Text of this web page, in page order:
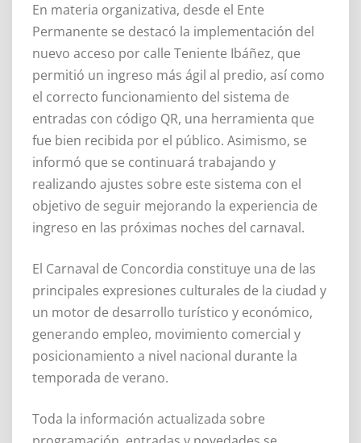
En materia organizativa, desde el Ente
Permanente se destacó la implementación del
nuevo acceso por calle Teniente Ibáñez, que
permitió un ingreso más ágil al predio, así como
el correcto funcionamiento del sistema de
entradas con código QR, una herramienta que
fue bien recibida por el público. Asimismo, se
informó que se continuará trabajando y
realizando ajustes sobre este sistema con el
objetivo de seguir mejorando la experiencia de
ingreso en las próximas noches del carnaval.
El Carnaval de Concordia constituye una de las
principales expresiones culturales de la ciudad y
un motor de desarrollo turístico y económico,
generando empleo, movimiento comercial y
posicionamiento a nivel nacional durante la
temporada de verano.
Toda la información actualizada sobre